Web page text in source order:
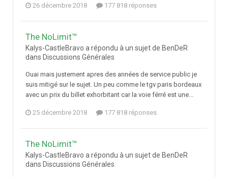
26 décembre 2018 177 818 réponses
The NoLimit™
Kalys-CastleBravo a répondu à un sujet de BenDeR
dans Discussions Générales
Ouai mais justement apres des années de service public je
suis mitigé sur le sujet. Un peu comme le tgv paris bordeaux
avec un prix du billet exhorbitant car la voie férré est une...
25 décembre 2018 177 818 réponses
The NoLimit™
Kalys-CastleBravo a répondu à un sujet de BenDeR
dans Discussions Générales